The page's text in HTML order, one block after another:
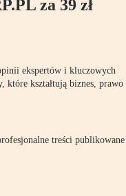
za 39 zł
ekspertów i kluczowych
które kształtują biznes, prawo
treści publikowane